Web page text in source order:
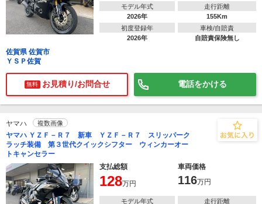
モデル年式
2026年
走行距離
155Km
初度登録年
2026年
車検/自賠責
自賠責保険無し
佐賀県 佐賀市
ＹＳＰ佐賀
無料 お見積り/お問合せ 電話をかける
ヤマハ 複数画像
ヤマハ ＹＺＦ－Ｒ７ 新車 ＹＺＦ－Ｒ７ スリッパーク
ラッチ装備 第３世代クイックシフター ウィンカーオー
トキャンセラー
支払総額
車両価格
128万円 116万円
モデル年式
走行距離